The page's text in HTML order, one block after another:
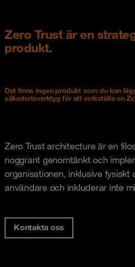
Zero Trust är en
produkt.
Det finns ingen produkt som du kan
säkerhetsverktyg för att verkställa en
Zero Trust architecture är en
noggrant genomtänkt och
organisationen, inklusive fysiskt
användare och inkluderar inte
Kontakta oss